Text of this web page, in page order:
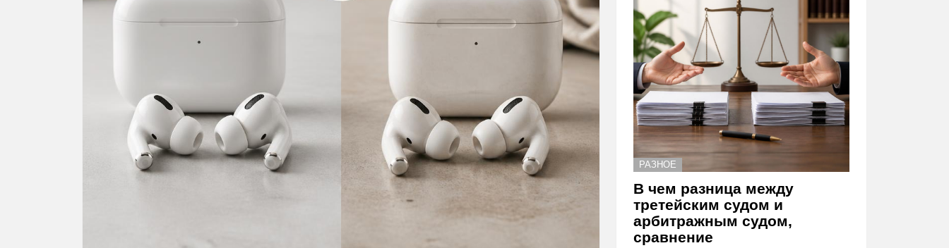
РАЗНОЕ
В чем разница между
третейским судом и
арбитражным судом,
сравнение